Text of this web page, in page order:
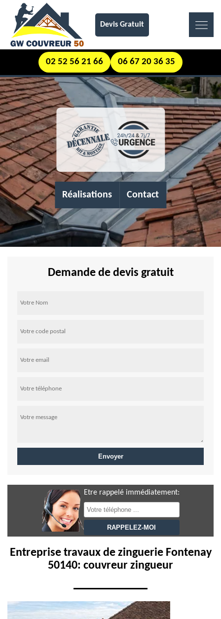
Devis Gratuit
02 52 56 21 66 06 67 20 36 35
Réalisations Contact
Demande de devis gratuit
Etre rappelé immédiatement:
Entreprise travaux de zinguerie Fontenay
50140: couvreur zingueur